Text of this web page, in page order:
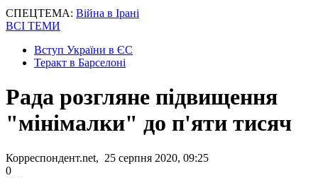
СПЕЦТЕМА: Війна в Ірані
ВСІ ТЕМИ
Вступ України в ЄС
Теракт в Барселоні
Рада розгляне підвищення
"мінімалки" до п'яти тисяч
Корреспондент.net, 25 серпня 2020, 09:25
0